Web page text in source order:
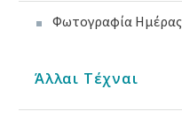
Φωτογραφία Ημέρας
Άλλαι Τέχναι